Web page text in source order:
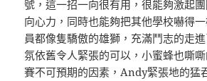
號，這一招一向很有用，很能夠激起
向心力，同時也能夠把其他學校嚇得
員都像隻驕傲的雄獅，充滿鬥志的走
氛依舊令人緊張的可以，小蜜蜂也嘶
賽不可預期的因素，Andy緊張地的猛